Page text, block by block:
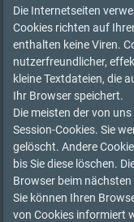
Die Internetseiten
Cookies richten auf
enthalten keine Viren.
nutzerfreundlicher,
kleine Textdateien, die
Ihr Browser speichert.
Die meisten der von
Session-Cookies. Sie
gelöscht. Andere
bis Sie diese löschen.
Browser beim
Sie können Ihren
von Cookies informiert